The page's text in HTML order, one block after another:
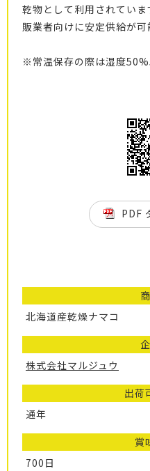
乾物として利用されてい
販業者向けに安定供給が可
※常温保存の際は湿度
PDF
北海道産乾燥ナマコ
株式会社マルジュウ
出荷
通年
賞
700日